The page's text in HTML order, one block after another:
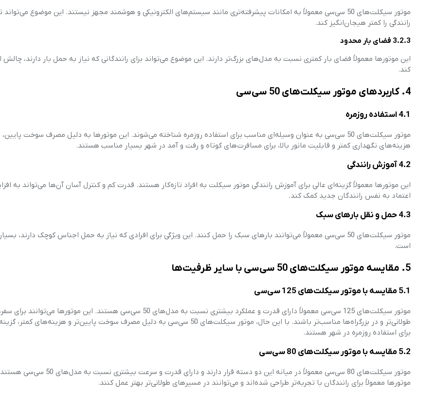
موتور سیکلت‌های 50 سی‌سی معمولاً به امکانات پیشرفته‌تری مانند سیستم‌های الکترونیکی و هوشمند مجهز نیستند. این موضوع می‌تواند
رانندگی را کمتر هیجان‌انگیز کند.
3.2.3 فضای بار محدود
این موتورها معمولاً فضای بار کمتری نسبت به مدل‌های بزرگ‌تر دارند. این موضوع می‌تواند برای رانندگانی که نیاز به حمل بار دارند، چالش
کند.
4. کاربردهای موتور سیکلت‌های 50 سی‌سی
4.1 استفاده روزمره
موتور سیکلت‌های 50 سی‌سی به عنوان وسیله‌ای مناسب برای استفاده روزمره شناخته می‌شوند. این موتورها به دلیل مصرف سوخت پایین،
هزینه‌های نگهداری کمتر و قابلیت مانور بالا، برای مسافرت‌های کوتاه و رفت و آمد در شهر بسیار مناسب هستند.
4.2 آموزش رانندگی
این موتورها معمولاً گزینه‌ای عالی برای آموزش رانندگی موتور سیکلت به افراد تازه‌کار هستند. قدرت کم و کنترل آسان آن‌ها می‌تواند به
اعتماد به نفس رانندگان جدید کمک کند.
4.3 حمل و نقل بارهای سبک
موتور سیکلت‌های 50 سی‌سی معمولاً می‌توانند بارهای سبک را حمل کنند. این ویژگی برای افرادی که نیاز به حمل اجناس کوچک دارند،
است.
5. مقایسه موتور سیکلت‌های 50 سی‌سی با سایر ظرفیت‌ها
5.1 مقایسه با موتور سیکلت‌های 125 سی‌سی
موتور سیکلت‌های 125 سی‌سی معمولاً دارای قدرت و عملکرد بیشتری نسبت به مدل‌های 50 سی‌سی هستند. این موتورها می‌توانند
طولانی‌تر و در بزرگراه‌ها مناسب‌تر باشند. با این حال، موتور سیکلت‌های 50 سی‌سی به دلیل مصرف سوخت پایین‌تر و هزینه‌های
برای استفاده روزمره در شهر هستند.
5.2 مقایسه با موتور سیکلت‌های 80 سی‌سی
موتور سیکلت‌های 80 سی‌سی معمولاً در میانه این دو دسته قرار دارند و دارای قدرت و سرعت بیشتری
موتورها معمولاً برای رانندگان با تجربه‌تر طراحی شده‌اند و می‌توانند در مسیرهای طولانی‌تر بهتر عمل کنند.